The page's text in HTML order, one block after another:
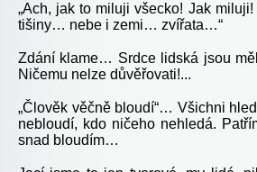
„Ach, jak to miluji všecko! Jak miluji!
tišiny… nebe i zemi… zvířata…“
Zdání klame… Srdce lidská jsou
Ničemu nelze důvěřovati!...
„Člověk věčně bloudí“… Všichni
nebloudí, kdo ničeho nehledá.
snad bloudím…